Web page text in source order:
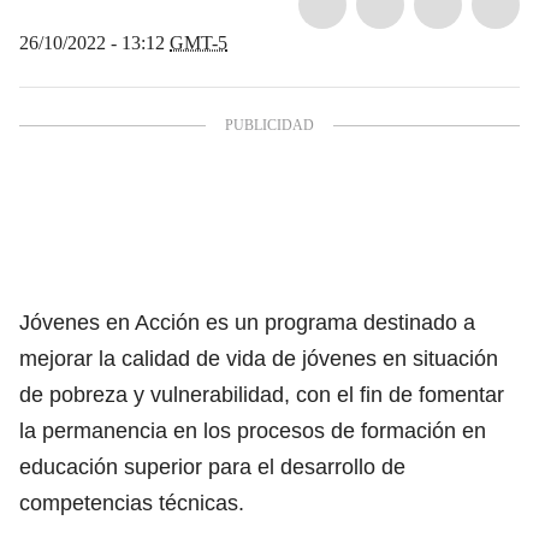
26/10/2022 - 13:12 GMT-5
Jóvenes en Acción es un programa destinado a
mejorar la calidad de vida de jóvenes en situación
de pobreza y vulnerabilidad, con el fin de fomentar
la permanencia en los procesos de formación en
educación superior para el desarrollo de
competencias técnicas.